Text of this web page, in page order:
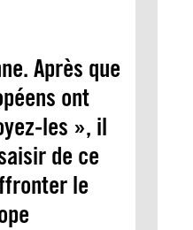
Après que
ont
les », il
de ce
le